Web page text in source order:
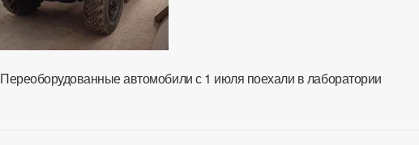
Переоборудованные автомобили с 1 июля поехали в лаборатории